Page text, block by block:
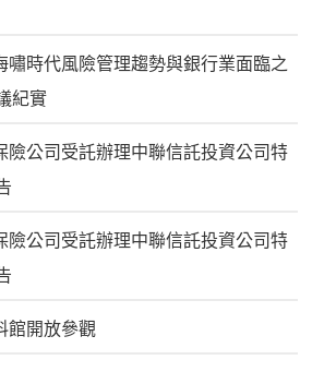
嘯時代風險管理趨勢與銀行業面臨之
紀實
險公司受託辦理中聯信託投資公司特
險公司受託辦理中聯信託投資公司特
館開放參觀